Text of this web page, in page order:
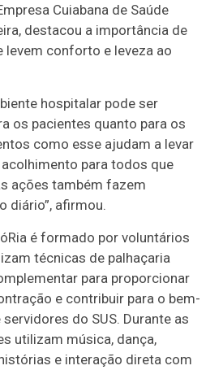
Cuiabana de Saúde
destacou a importância de
levem conforto e leveza ao
hospitalar pode ser
os pacientes quanto para os
como esse ajudam a levar
para todos que
ações também fazem
diário”, afirmou.
é formado por voluntários
técnicas de palhaçaria
para proporcionar
e contribuir para o bem-
do SUS. Durante as
utilizam música, dança,
e interação direta com